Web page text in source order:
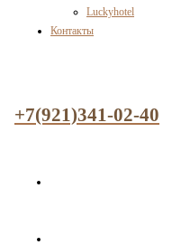
Luckyhotel
Контакты
+7(921)341-02-40